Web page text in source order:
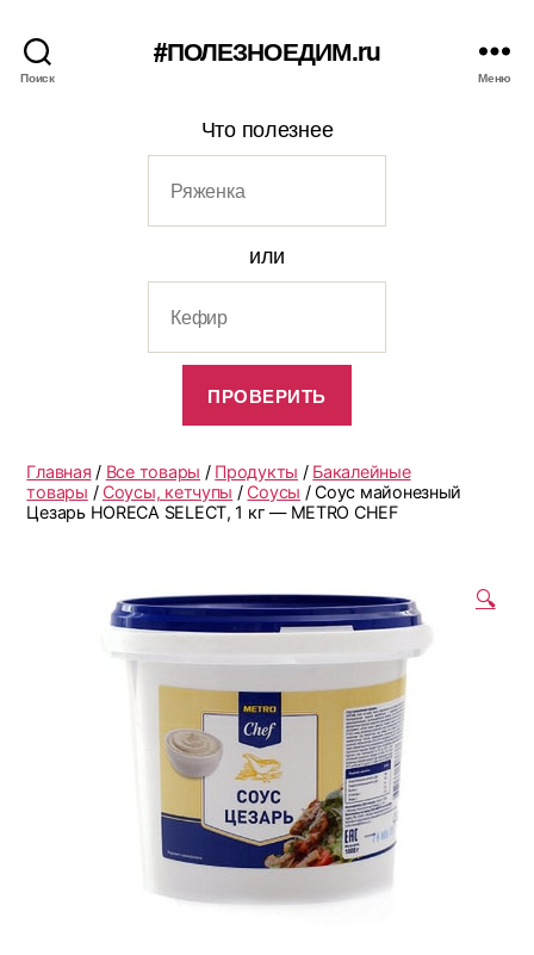
Поиск
#ПОЛЕЗНОЕДИМ.ru
Меню
Что полезнее
или
Главная / Все товары / Продукты / Бакалейные
товары / Соусы, кетчупы / Соусы / Соус майонезный
Цезарь HORECA SELECT, 1 кг — METRO CHEF
🔍